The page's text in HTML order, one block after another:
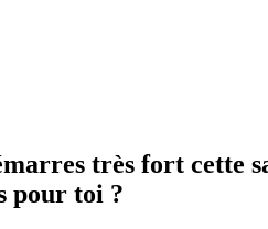
très fort cette
pour toi ?